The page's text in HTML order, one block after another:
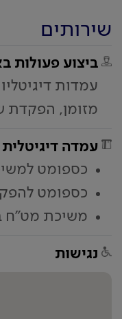
שירותים
ביצוע פעולות
עמדות
מזומן, הפקדת
עמדה דיגיטלית
כספומט
כספומט
משיכת מט"ח
נגישות